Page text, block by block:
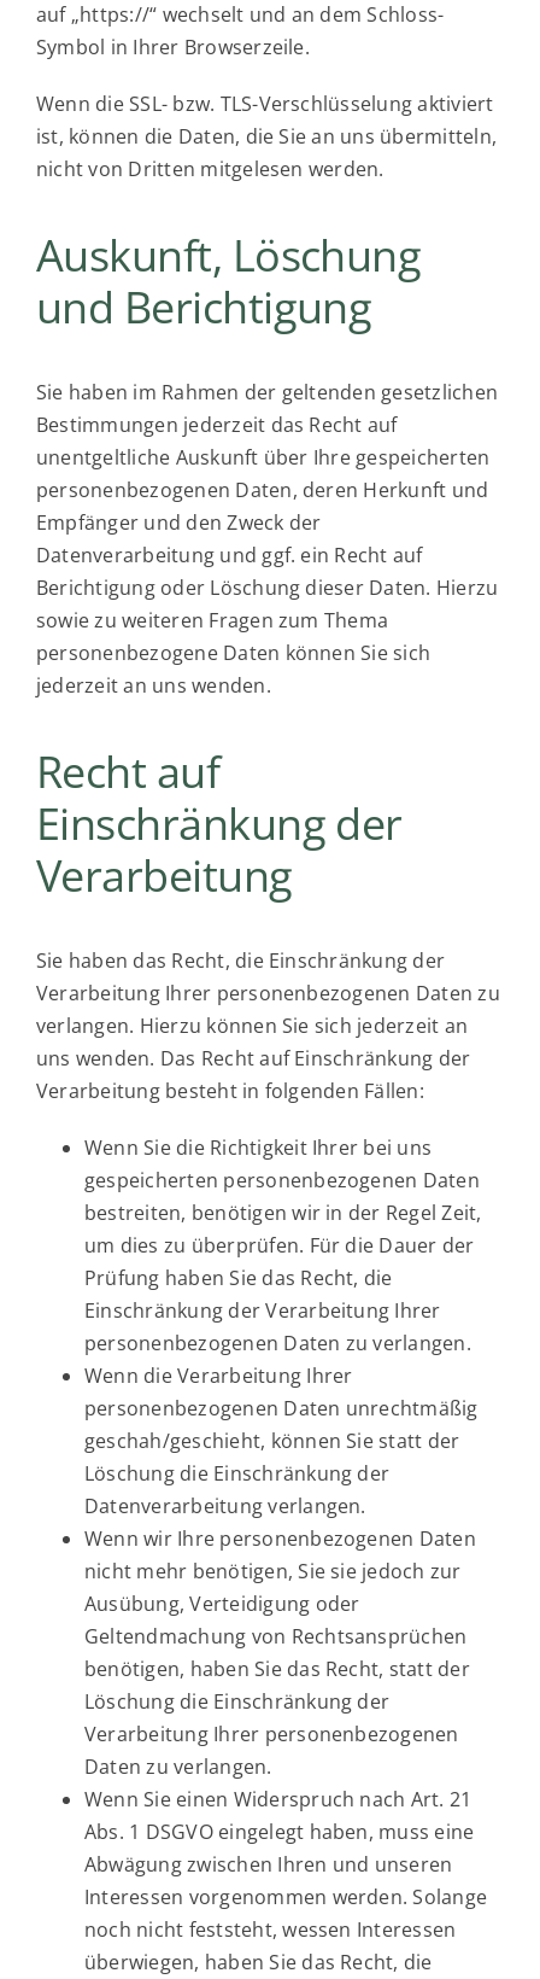
auf „https://“ wechselt und an dem Schloss-
Symbol in Ihrer Browserzeile.
Wenn die SSL- bzw. TLS-Verschlüsselung aktiviert
ist, können die Daten, die Sie an uns übermitteln,
nicht von Dritten mitgelesen werden.
Auskunft, Löschung
und Berichtigung
Sie haben im Rahmen der geltenden gesetzlichen
Bestimmungen jederzeit das Recht auf
unentgeltliche Auskunft über Ihre gespeicherten
personenbezogenen Daten, deren Herkunft und
Empfänger und den Zweck der
Datenverarbeitung und ggf. ein Recht auf
Berichtigung oder Löschung dieser Daten. Hierzu
sowie zu weiteren Fragen zum Thema
personenbezogene Daten können Sie sich
jederzeit an uns wenden.
Recht auf
Einschränkung der
Verarbeitung
Sie haben das Recht, die Einschränkung der
Verarbeitung Ihrer personenbezogenen Daten zu
verlangen. Hierzu können Sie sich jederzeit an
uns wenden. Das Recht auf Einschränkung der
Verarbeitung besteht in folgenden Fällen:
Wenn Sie die Richtigkeit Ihrer bei uns
gespeicherten personenbezogenen Daten
bestreiten, benötigen wir in der Regel Zeit,
um dies zu überprüfen. Für die Dauer der
Prüfung haben Sie das Recht, die
Einschränkung der Verarbeitung Ihrer
personenbezogenen Daten zu verlangen.
Wenn die Verarbeitung Ihrer
personenbezogenen Daten unrechtmäßig
geschah/geschieht, können Sie statt der
Löschung die Einschränkung der
Datenverarbeitung verlangen.
Wenn wir Ihre personenbezogenen Daten
nicht mehr benötigen, Sie sie jedoch zur
Ausübung, Verteidigung oder
Geltendmachung von Rechtsansprüchen
benötigen, haben Sie das Recht, statt der
Löschung die Einschränkung der
Verarbeitung Ihrer personenbezogenen
Daten zu verlangen.
Wenn Sie einen Widerspruch nach Art. 21
Abs. 1 DSGVO eingelegt haben, muss eine
Abwägung zwischen Ihren und unseren
Interessen vorgenommen werden. Solange
noch nicht feststeht, wessen Interessen
überwiegen, haben Sie das Recht, die